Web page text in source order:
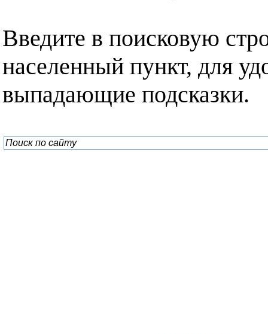
Введите в поисковую
населенный пункт, для
выпадающие подсказки.